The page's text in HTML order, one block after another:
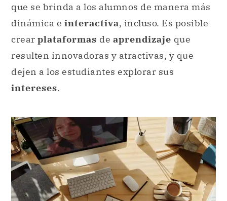
que se brinda a los alumnos de manera más
dinámica e interactiva, incluso. Es posible
crear plataformas de aprendizaje que
resulten innovadoras y atractivas, y que
dejen a los estudiantes explorar sus
intereses.